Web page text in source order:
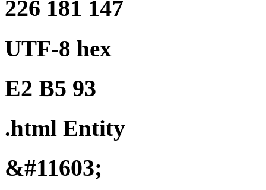
226 181 147
UTF-8 hex
E2 B5 93
.html Entity
&#11603;